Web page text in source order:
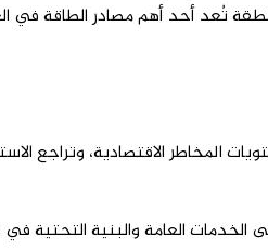
تُعد أحد أهم مصادر الطاقة في
المخاطر الاقتصادية، وتراجع
الخدمات العامة والبنية التحتية